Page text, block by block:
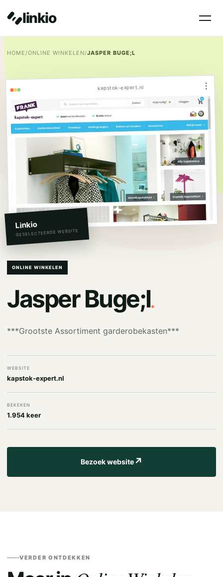
linkio
HOME/ONLINE WINKELEN/JASPER BUGE;L
kapstok-expert.nl ⋮
Linkio
GESELECTEERDE WEBSITE
ONLINE WINKELEN
Jasper Buge;l.
***Grootste Assortiment garderobekasten***
WEBSITE
kapstok-expert.nl
BEKEKEN
1.954 keer
Bezoek website↗
VERDER ONTDEKKEN